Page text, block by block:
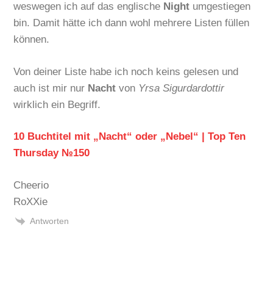
weswegen ich auf das englische Night umgestiegen
bin. Damit hätte ich dann wohl mehrere Listen füllen
können.
Von deiner Liste habe ich noch keins gelesen und
auch ist mir nur Nacht von Yrsa Sigurdardottir
wirklich ein Begriff.
10 Buchtitel mit „Nacht“ oder „Nebel“ | Top Ten
Thursday №150
Cheerio
RoXXie
Antworten